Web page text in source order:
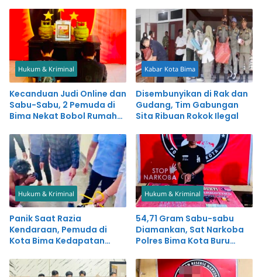
Hukum & Kriminal
Kecanduan Judi Online dan
Sabu-Sabu, 2 Pemuda di
Bima Nekat Bobol Rumah
Kabar Kota Bima
Disembunyikan di Rak dan
Gudang, Tim Gabungan
Sita Ribuan Rokok Ilegal
Hukum & Kriminal
Panik Saat Razia
Kendaraan, Pemuda di
Kota Bima Kedapatan
Hukum & Kriminal
54,71 Gram Sabu-sabu
Diamankan, Sat Narkoba
Polres Bima Kota Buru